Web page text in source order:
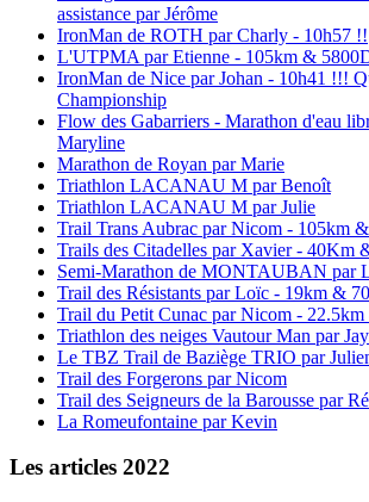
assistance par Jérôme
IronMan de ROTH par Charly - 10h57 !!
L'UTPMA par Etienne - 105km &
IronMan de Nice par Johan - 10h41 !!!
Championship
Flow des Gabarriers - Marathon d'eau
Maryline
Marathon de Royan par Marie
Triathlon LACANAU M par Benoît
Triathlon LACANAU M par Julie
Trail Trans Aubrac par Nicom - 105km
Trails des Citadelles par Xavier - 40Km
Semi-Marathon de MONTAUBAN par
Trail des Résistants par Loïc - 19km &
Trail du Petit Cunac par Nicom -
Triathlon des neiges Vautour Man par
Le TBZ Trail de Baziège TRIO par
Trail des Forgerons par Nicom
Trail des Seigneurs de la Barousse par
La Romeufontaine par Kevin
Les articles 2022